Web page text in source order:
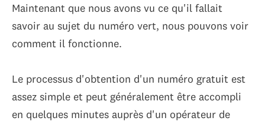
Maintenant que nous avons vu ce qu'il fallait
savoir au sujet du numéro vert, nous pouvons voir
comment il fonctionne.
Le processus d'obtention d'un numéro gratuit est
assez simple et peut généralement être accompli
en quelques minutes auprès d'un opérateur de